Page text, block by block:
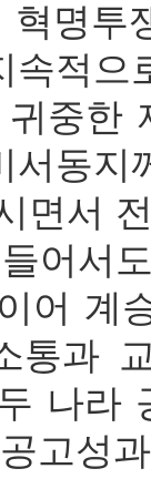
명투
속적
중한
서동지
면서
어서
어 계
통과
나라
고성